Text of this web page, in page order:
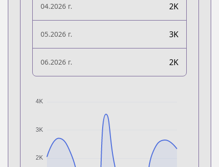
04.2026 г. 2K
05.2026 г. 3K
06.2026 г. 2K